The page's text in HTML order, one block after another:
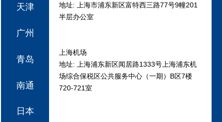
天津
广州
青岛
南通
日本
地址: 上海市浦东新区富特西三路77号9幢201
半层办公室
上海机场
地址: 上海浦东新区闻居路1333号上海浦东机
场综合保税区公共服务中心（一期）B区7楼
720-721室